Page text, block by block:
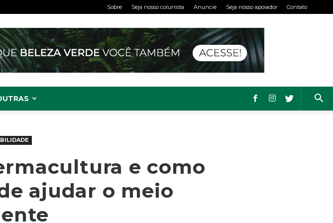
Sobre Seja nosso colunista Anuncie Seja nosso apoiador Contato
e como
ajudar o meio